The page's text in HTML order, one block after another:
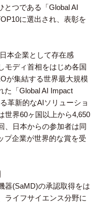
とつである「Global AI
に選出され、表彰を
本企業として存在感
モディ首相をはじめ各国
が集結する世界最大規模
た「Global AI Impact
革新的なAIソリューショ
世界60ヶ国以上から4,650
、日本からの参加者は同
プ企業が世界的な賞を受
器(SaMD)の承認取得をは
ライフサイエンス分野に